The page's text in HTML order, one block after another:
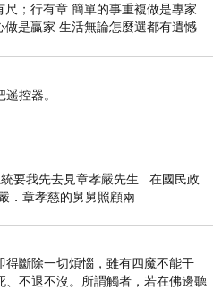
尺；行有章 簡單的事重複做是專家
做是贏家 生活無論怎麼選都有遺憾
生活不會辜負認真
控器。
要我先去見章孝嚴先生 在國民政
．章孝慈的舅舅照顧兩
斷除一切煩惱，雖有四魔不能干
不退不沒。所謂觸者，若在佛邊聽